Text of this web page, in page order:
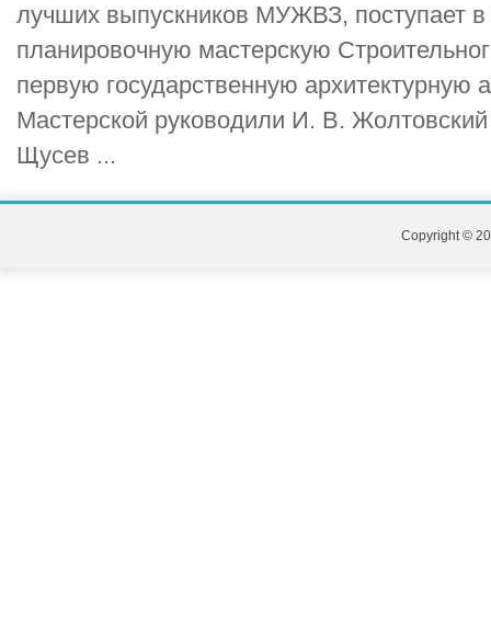
лучших выпускников МУЖВЗ, поступает в
планировочную мастерскую
первую государственную архитектурную
Мастерской руководили И. В.
Щусев ...
Copyright ©